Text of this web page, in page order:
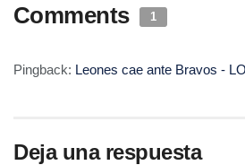
Comments 1
Pingback: Leones cae ante Bravos -
Deja una respuesta